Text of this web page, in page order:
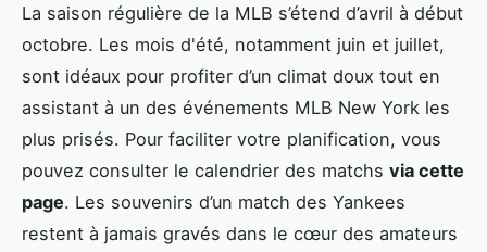
La saison régulière de la MLB s’étend d’avril à début
octobre. Les mois d'été, notamment juin et juillet,
sont idéaux pour profiter d’un climat doux tout en
assistant à un des événements MLB New York les
plus prisés. Pour faciliter votre planification, vous
pouvez consulter le calendrier des matchs via cette
page. Les souvenirs d’un match des Yankees
restent à jamais gravés dans le cœur des amateurs